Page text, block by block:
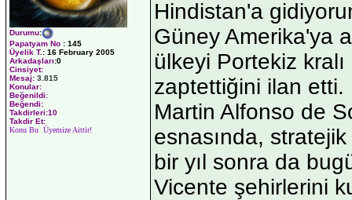
Durumu:
Papatyam No : 145
Üyelik T.: 16 February 2005
Arkadaşları:0
Cinsiyet:
Mesaj: 3.815
Konular:
Beğenildi:
Beğendi:
Takdirleri:10
Takdir Et:
Konu Bu Üyemize Aittir!
Hindistan'a
Güney Amerika'ya
ülkeyi Portekiz kralı
zaptettiğini ilan etti.
Martin Alfonso de
esnasında,
bir yıl sonra da
Vicente şehirlerini